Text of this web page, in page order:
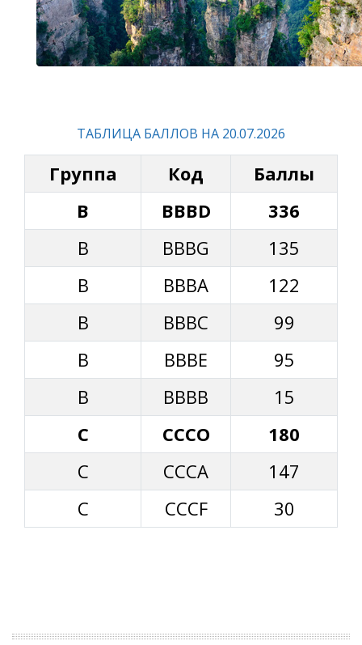
ТАБЛИЦА БАЛЛОВ НА 20.07.2026
Группа Код
Баллы
B
BBBD
336
B
BBBG
135
B
BBBA
122
B
BBBC
99
B
BBBE
95
B
BBBB
15
C
CCCO
180
C
CCCA
147
C
CCCF 30